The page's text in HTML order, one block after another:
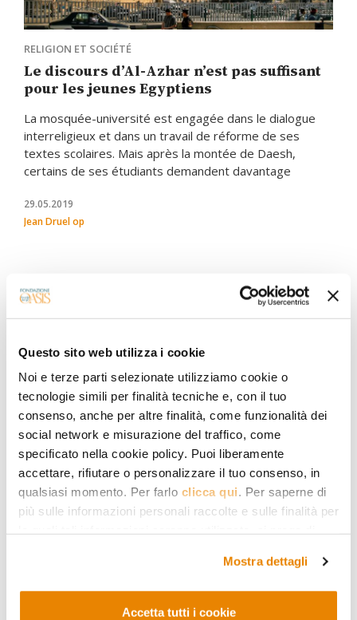
Questo sito web utilizza i cookie
Noi e terze parti selezionate utilizziamo cookie o
tecnologie simili per finalità tecniche e, con il tuo
consenso, anche per altre finalità, come funzionalità dei
social network e misurazione del traffico, come
specificato nella cookie policy. Puoi liberamente
accettare, rifiutare o personalizzare il tuo consenso, in
qualsiasi momento. Per farlo clicca qui. Per saperne di
più sulle informazioni personali raccolte e sulle finalità per
Mostra dettagli
Accetta tutti i cookie
RELIGION ET SOCIÉTÉ
Le discours d’Al-Azhar n’est pas suffisant
pour les jeunes Egyptiens
La mosquée-université est engagée dans le dialogue
interreligieux et dans un travail de réforme de ses
textes scolaires. Mais après la montée de Daesh,
certains de ses étudiants demandent davantage
29.05.2019
Jean Druel op
RELIGION ET SOCIÉTÉ
Le Pape François aux Émirats : un
parcours sur lequel miser
14.02.2019